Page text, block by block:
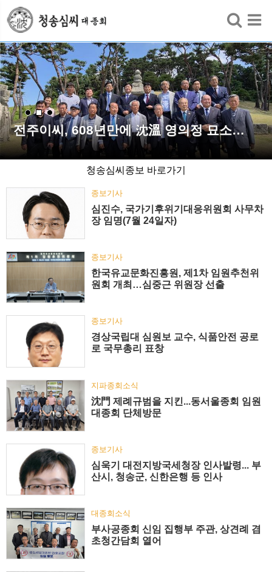
검색
전주이씨, 608년만에 沈溫 영의정 묘소…
청송심씨종보 바로가기
종보기사
심진수, 국가기후위기대응위원회 사무차
장 임명(7월 24일자)
종보기사
한국유교문화진흥원, 제1차 임원추천위
원회 개최…심중근 위원장 선출
종보기사
경상국립대 심원보 교수, 식품안전 공로
로 국무총리 표창
지파종회소식
沈門 제례규범을 지킨...동서울종회 임원
대종회 단체방문
종보기사
심욱기 대전지방국세청장 인사발령... 부
산시, 청송군, 신한은행 등 인사
대종회소식
부사공종회 신임 집행부 주관, 상견례 겸
초청간담회 열어